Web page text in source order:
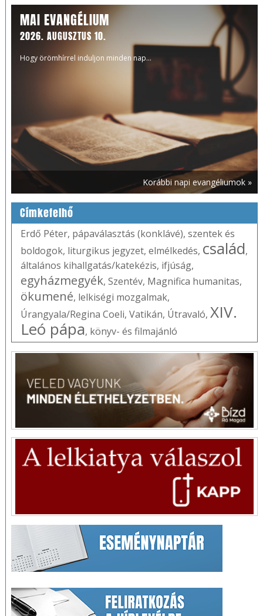
MAI EVANGÉLIUM
2026. AUGUSZTUS 10.
Hogy örömhírrel induljon minden nap...
Korábbi napi evangéliumok »
Címkefelhő
Erdő Péter, pápaválasztás (konklávé), szentek és
boldogok, liturgikus jegyzet, elmélkedés, család,
általános kihallgatás/katekézis, ifjúság,
egyházmegyék, Szentév, Magnifica humanitas,
ökumené, lelkiségi mozgalmak,
Úrangyala/Regina Coeli, Vatikán, Útravaló, XIV.
Leó pápa, könyv- és filmajánló